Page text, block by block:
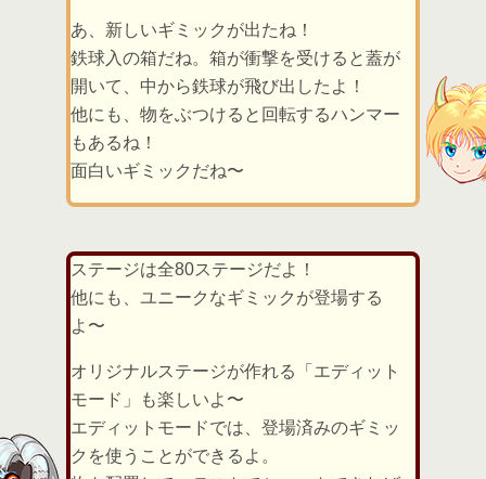
あ、新しいギミックが出たね！
鉄球入の箱だね。箱が衝撃を受けると蓋が
開いて、中から鉄球が飛び出したよ！
他にも、物をぶつけると回転するハンマー
もあるね！
面白いギミックだね〜
ステージは全80ステージだよ！
他にも、ユニークなギミックが登場する
よ〜
オリジナルステージが作れる「エディット
モード」も楽しいよ〜
エディットモードでは、登場済みのギミッ
クを使うことができるよ。